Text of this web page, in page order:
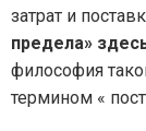
затрат и
предела»
философия
термином «